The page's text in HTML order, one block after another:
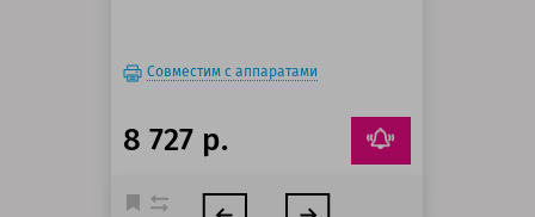
Совместим с аппаратами
8 727 р.